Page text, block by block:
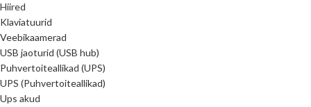
Hiired
Klaviatuurid
Veebikaamerad
USB jaoturid (USB hub)
Puhvertoiteallikad (UPS)
UPS (Puhvertoiteallikad)
Ups akud